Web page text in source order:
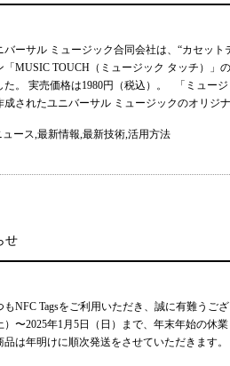
バーサル ミュージック合同会社は、“カセッ
「MUSIC TOUCH（ミュージック タッチ）」
た。 実売価格は1980円（税込）。 「ミュー
成されたユニバーサル ミュージックのオリジ
ュース,最新情報,最新技術,活用方法
せ
もNFC Tagsをご利用いただき、誠に有難う
）〜2025年1月5日（日）まで、年末年始の
品は年明けに順次発送をさせていただきま